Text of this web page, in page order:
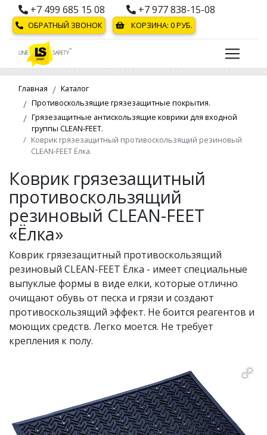
+7 499 685 15 08 +7 977 838-15-08
ОБРАТНЫЙ ЗВОНОК КОРЗИНА: 0РУБ.
Главная
Каталог
Противоскользящие грязезащитные покрытия.
Грязезащитные антискользящие коврики для входной
группы CLEAN-FEET.
Коврик грязезащитный противоскользящий резиновый
CLEAN-FEET Ёлка.
Коврик грязезащитный
противоскользящий
резиновый CLEAN-FEET
«Ёлка»
Коврик грязезащитный противоскользящий
резиновый CLEAN-FEET Ёлка - имеет специальные
выпуклые формы в виде елки, которые отлично
очищают обувь от песка и грязи и создают
противоскользящий эффект. Не боится реагентов и
моющих средств. Легко моется. Не требует
крепления к полу.